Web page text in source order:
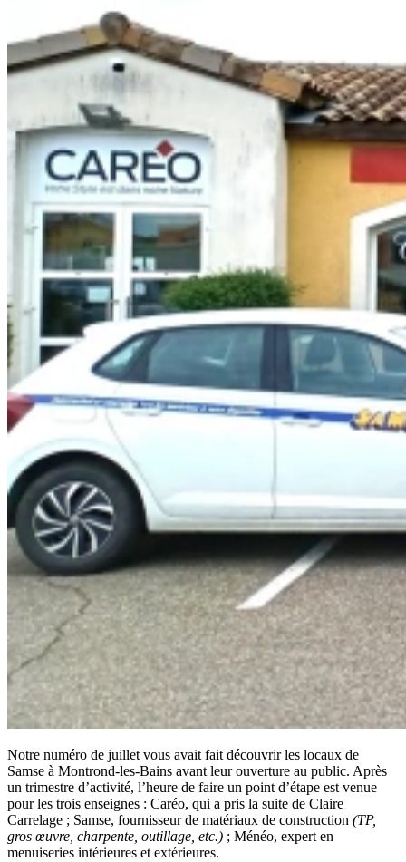
Notre numéro de juillet vous avait fait découvrir les locaux de
Samse à Montrond-les-Bains avant leur ouverture au public. Après
un trimestre d’activité, l’heure de faire un point d’étape est venue
pour les trois enseignes : Caréo, qui a pris la suite de Claire
Carrelage ; Samse, fournisseur de matériaux de construction (TP,
gros œuvre, charpente, outillage, etc.) ; Ménéo, expert en
menuiseries intérieures et extérieures.